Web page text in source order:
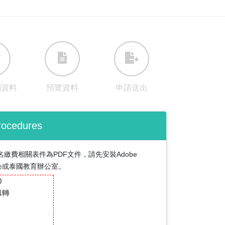
料 預覽資料 申請​送出
繳費相關表件為PDF文件，請先安裝Adobe
泰國教育辦公室。
轉